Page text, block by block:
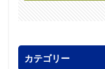
カテゴリー